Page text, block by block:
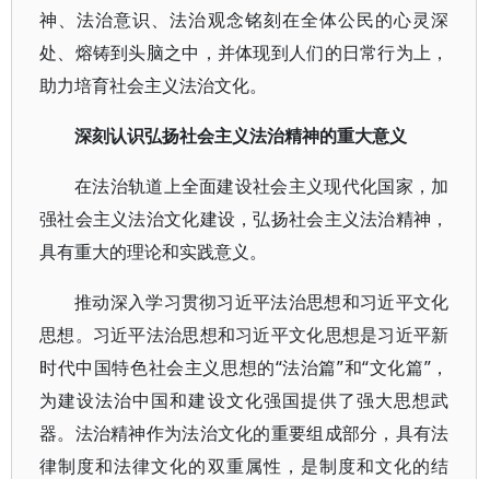
神、法治意识、法治观念铭刻在全体公民的心灵深
处、熔铸到头脑之中，并体现到人们的日常行为上，
助力培育社会主义法治文化。
深刻认识弘扬社会主义法治精神的重大意义
在法治轨道上全面建设社会主义现代化国家，加
强社会主义法治文化建设，弘扬社会主义法治精神，
具有重大的理论和实践意义。
推动深入学习贯彻习近平法治思想和习近平文化
思想。习近平法治思想和习近平文化思想是习近平新
时代中国特色社会主义思想的“法治篇”和“文化篇”，
为建设法治中国和建设文化强国提供了强大思想武
器。法治精神作为法治文化的重要组成部分，具有法
律制度和法律文化的双重属性，是制度和文化的结